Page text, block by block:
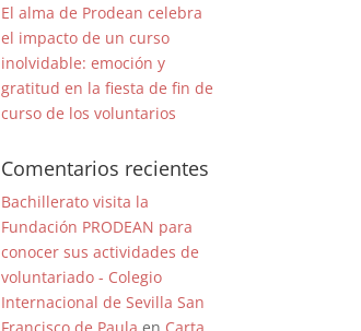
El alma de Prodean celebra
el impacto de un curso
inolvidable: emoción y
gratitud en la fiesta de fin de
curso de los voluntarios
Comentarios recientes
Bachillerato visita la
Fundación PRODEAN para
conocer sus actividades de
voluntariado - Colegio
Internacional de Sevilla San